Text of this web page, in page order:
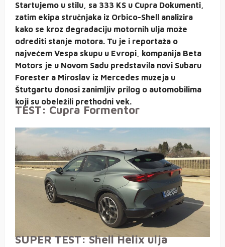
Startujemo u stilu, sa 333 KS u Cupra Dokumenti,
zatim ekipa stručnjaka iz Orbico-Shell analizira
kako se kroz degradaciju motornih ulja može
odrediti stanje motora. Tu je i reportaža o
najvećem Vespa skupu u Evropi, kompanija Beta
Motors je u Novom Sadu predstavila novi Subaru
Forester a Miroslav iz Mercedes muzeja u
Štutgartu donosi zanimljiv prilog o automobilima
koji su obeležili prethodni vek.
TEST: Cupra Formentor
SUPER TEST: Shell Helix ulja